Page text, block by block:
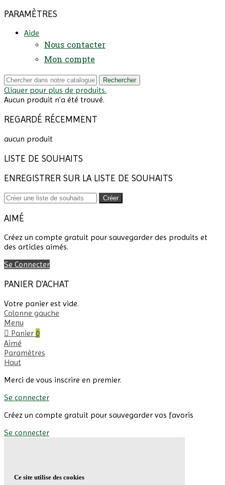
PARAMÈTRES
Aide
Nous contacter
Mon compte
Rechercher
Cliquer pour plus de produits.
Aucun produit n'a été trouvé.
REGARDÉ RÉCEMMENT
aucun produit
LISTE DE SOUHAITS
ENREGISTRER SUR LA LISTE DE SOUHAITS
Créer
AIMÉ
Créez un compte gratuit pour sauvegarder des produits et
des articles aimés.
Se Connecter
PANIER D'ACHAT
Votre panier est vide.
Colonne gauche
Menu
Panier 0
Aimé
Paramètres
Haut
Merci de vous inscrire en premier.
Se connecter
Créez un compte gratuit pour sauvegarder vos favoris
Se connecter
Ce site utilise des cookies